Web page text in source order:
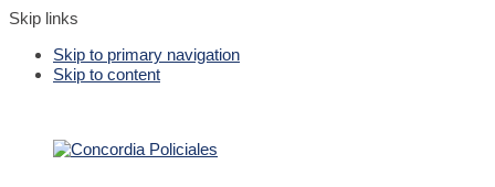
Skip links
Skip to primary navigation
Skip to content